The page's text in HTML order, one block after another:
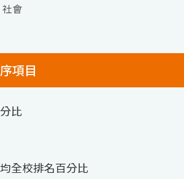
社會
項目
比
全校排名百分比